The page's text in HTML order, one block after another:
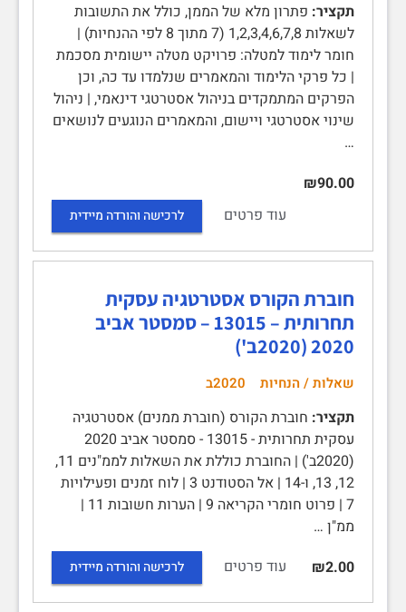
תקציר: פתרון מלא של הממן, כולל את התשובות
לשאלות 1,2,3,4,6,7,8 (7 מתוך 8 לפי ההנחיות) |
חומר לימוד למטלה: פרויקט מטלה יישומית מסכמת
| כל פרקי הלימוד והמאמרים שנלמדו עד כה, וכן
הפרקים המתמקדים בניהול אסטרטגי דינאמי, | ניהול
שינוי אסטרטגי ויישום, והמאמרים הנוגעים לנושאים
…
₪90.00
עוד פרטים
לרכישה והורדה מיידית
חוברת הקורס אסטרטגיה עסקית
תחרותית – 13015 – סמסטר אביב
2020 (2020ב')
שאלות / הנחיות 2020ב
תקציר: חוברת הקורס (חוברת ממנים) אסטרטגיה
עסקית תחרותית - 13015 - סמסטר אביב 2020
(2020ב') | החוברת כוללת את השאלות לממ"נים 11,
12, 13, ו-14 | אל הסטודנט 3 | לוח זמנים ופעילויות
7 | פרוט חומרי הקריאה 9 | הערות חשובות 11 |
ממ"ן …
₪2.00
עוד פרטים לרכישה והורדה מיידית